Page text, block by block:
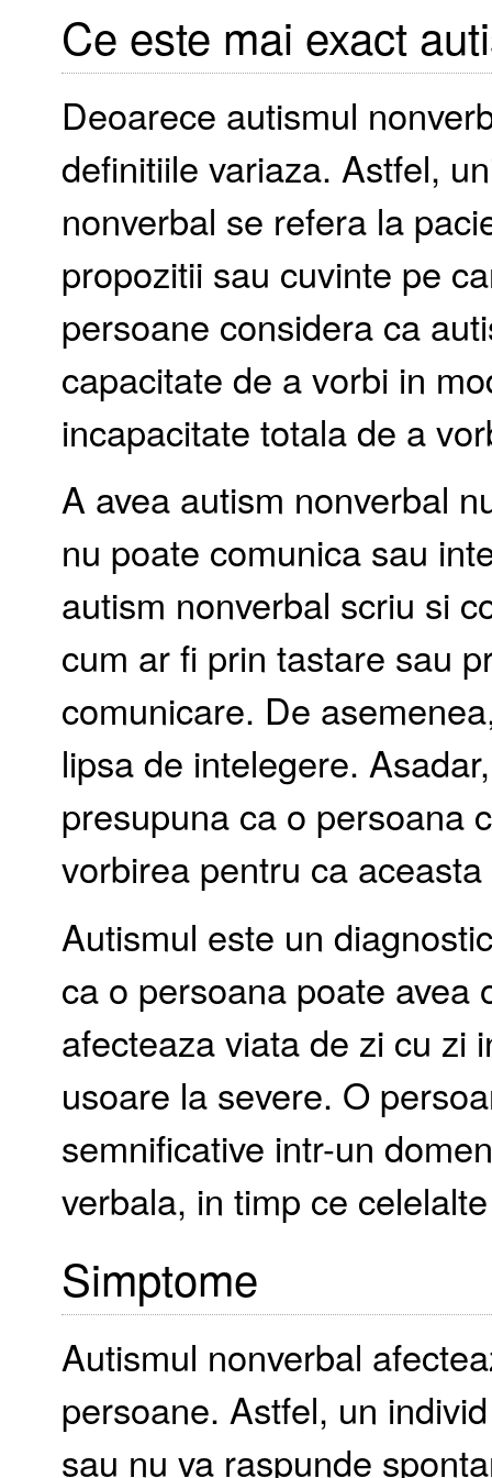
Ce este mai exact
Deoarece autismul
definitiile variaza. Astfel,
nonverbal se refera la
propozitii sau cuvinte pe
persoane considera ca
capacitate de a vorbi in
incapacitate totala de a
A avea autism nonverbal
nu poate comunica sau
autism nonverbal scriu si
cum ar fi prin tastare sau
comunicare. De
lipsa de intelegere.
presupuna ca o persoana
vorbirea pentru ca
Autismul este un
ca o persoana poate avea
afecteaza viata de zi cu zi
usoare la severe. O
semnificative intr-un
verbala, in timp ce
Simptome
Autismul nonverbal
persoane. Astfel, un
sau nu va raspunde